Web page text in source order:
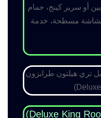
أو سرير كينج، حمام
بشاشة مسطحة، خدمة